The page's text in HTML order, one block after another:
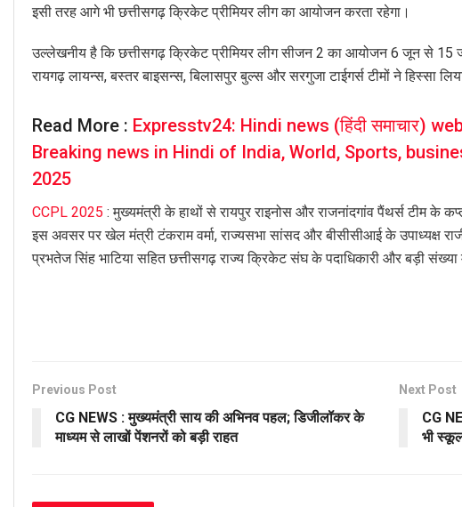
इसी तरह आगे भी छत्तीसगढ़ क्रिकेट प्रीमियर लीग का आयोजन करता रहेगा।
उल्लेखनीय है कि छत्तीसगढ़ क्रिकेट प्रीमियर लीग सीजन 2 का आयोजन 6 जून से 15
रायगढ़ लायन्स, बस्तर बाइसन्स, बिलासपुर बुल्स और सरगुजा टाईगर्स टीमों ने हिस्सा
Read More : Expresstv24: Hindi news (हिंदी समाचार)
Breaking news in Hindi of India, World, Sports,
2025
CCPL 2025 : मुख्यमंत्री के हाथों से रायपुर राइनोस और राजनांदगांव पैंथर्स टीम
इस अवसर पर खेल मंत्री टंकराम वर्मा, राज्यसभा सांसद और बीसीसीआई के उपाध्यक्ष
प्रभतेज सिंह भाटिया सहित छत्तीसगढ़ राज्य क्रिकेट संघ के पदाधिकारी और बड़ी
Previous Post
CG NEWS : मुख्यमंत्री साय की अभिनव पहल; डिजीलॉकर के
माध्यम से लाखों पेंशनरों को बड़ी राहत
Next Post
CG
भी स्कूल